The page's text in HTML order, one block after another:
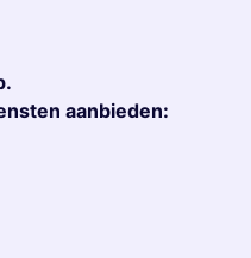
aanbieden: